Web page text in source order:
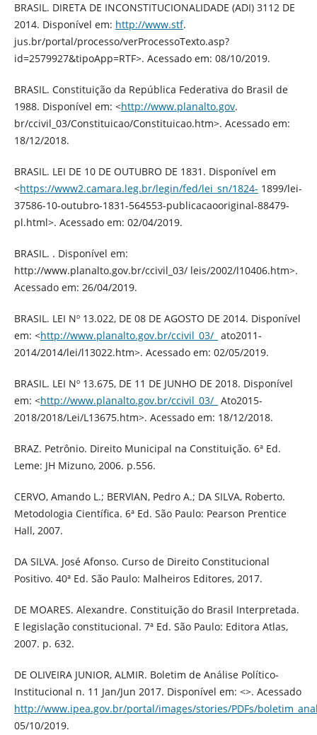
BRASIL. DIRETA DE INCONSTITUCIONALIDADE (ADI) 3112 DE
2014. Disponível em: http://www.stf.
jus.br/portal/processo/verProcessoTexto.asp?
id=2579927&tipoApp=RTF>. Acessado em: 08/10/2019.
BRASIL. Constituição da República Federativa do Brasil de
1988. Disponível em: <http://www.planalto.gov.
br/ccivil_03/Constituicao/Constituicao.htm>. Acessado em:
18/12/2018.
BRASIL. LEI DE 10 DE OUTUBRO DE 1831. Disponível em
<https://www2.camara.leg.br/legin/fed/lei_sn/1824- 1899/lei-
37586-10-outubro-1831-564553-publicacaooriginal-88479-
pl.html>. Acessado em: 02/04/2019.
BRASIL. . Disponível em:
http://www.planalto.gov.br/ccivil_03/ leis/2002/l10406.htm>.
Acessado em: 26/04/2019.
BRASIL. LEI Nº 13.022, DE 08 DE AGOSTO DE 2014. Disponível
em: <http://www.planalto.gov.br/ccivil_03/_ ato2011-
2014/2014/lei/l13022.htm>. Acessado em: 02/05/2019.
BRASIL. LEI Nº 13.675, DE 11 DE JUNHO DE 2018. Disponível
em: <http://www.planalto.gov.br/ccivil_03/_ Ato2015-
2018/2018/Lei/L13675.htm>. Acessado em: 18/12/2018.
BRAZ. Petrônio. Direito Municipal na Constituição. 6ª Ed.
Leme: JH Mizuno, 2006. p.556.
CERVO, Amando L.; BERVIAN, Pedro A.; DA SILVA, Roberto.
Metodologia Científica. 6ª Ed. São Paulo: Pearson Prentice
Hall, 2007.
DA SILVA. José Afonso. Curso de Direito Constitucional
Positivo. 40ª Ed. São Paulo: Malheiros Editores, 2017.
DE MOARES. Alexandre. Constituição do Brasil Interpretada.
E legislação constitucional. 7ª Ed. São Paulo: Editora Atlas,
2007. p. 632.
DE OLIVEIRA JUNIOR, ALMIR. Boletim de Análise Político-
Institucional n. 11 Jan/Jun 2017. Disponível em: <>. Acessado
http://www.ipea.gov.br/portal/images/stories/PDFs/
05/10/2019.